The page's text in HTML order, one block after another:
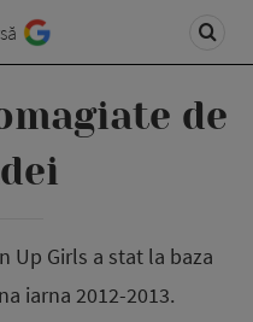
de
Up Girls a stat la baza
iarna 2012-2013.